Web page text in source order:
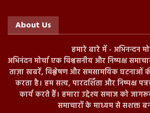
About Us
हमारे बारे में - अभिनन्दन
अभिनंदन मोर्चा एक विश्वसनीय और निष्पक्ष
ताज़ा खबरें, विश्लेषण और समसामयिक घटनाओं
करता है। हम सत्य, पारदर्शिता और निष्पक्ष
कार्य करते हैं। हमारा उद्देश्य समाज को
समाचारों के माध्यम से सशक्त